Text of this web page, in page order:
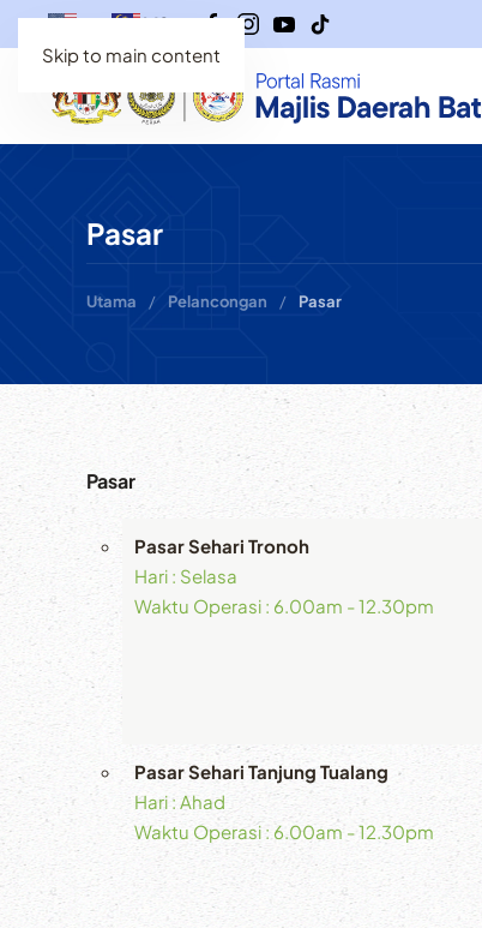
Skip to main content
EN MS
Pasar
Utama Pelancongan Pasar
Pasar
Pasar Sehari Tronoh
Hari : Selasa
Waktu Operasi : 6.00am - 12.30pm
Pasar Sehari Tanjung Tualang
Hari : Ahad
Waktu Operasi : 6.00am - 12.30pm